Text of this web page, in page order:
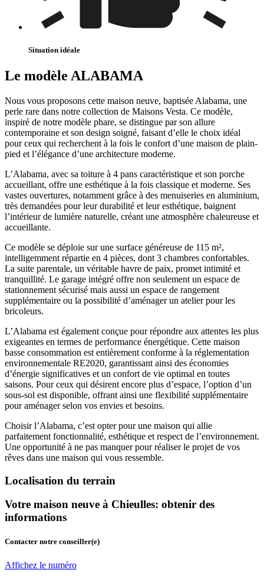
Situation idéale
Le modèle ALABAMA
Nous vous proposons cette maison neuve, baptisée Alabama, une
perle rare dans notre collection de Maisons Vesta. Ce modèle,
inspiré de notre modèle phare, se distingue par son allure
contemporaine et son design soigné, faisant d’elle le choix idéal
pour ceux qui recherchent à la fois le confort d’une maison de plain-
pied et l’élégance d’une architecture moderne.
L’Alabama, avec sa toiture à 4 pans caractéristique et son porche
accueillant, offre une esthétique à la fois classique et moderne. Ses
vastes ouvertures, notamment grâce à des menuiseries en aluminium,
très demandées pour leur durabilité et leur esthétique, baignent
l’intérieur de lumière naturelle, créant une atmosphère chaleureuse et
accueillante.
Ce modèle se déploie sur une surface généreuse de 115 m²,
intelligemment répartie en 4 pièces, dont 3 chambres confortables.
La suite parentale, un véritable havre de paix, promet intimité et
tranquillité. Le garage intégré offre non seulement un espace de
stationnement sécurisé mais aussi un espace de rangement
supplémentaire ou la possibilité d’aménager un atelier pour les
bricoleurs.
L’Alabama est également conçue pour répondre aux attentes les plus
exigeantes en termes de performance énergétique. Cette maison
basse consommation est entièrement conforme à la réglementation
environnementale RE2020, garantissant ainsi des économies
d’énergie significatives et un confort de vie optimal en toutes
saisons. Pour ceux qui désirent encore plus d’espace, l’option d’un
sous-sol est disponible, offrant ainsi une flexibilité supplémentaire
pour aménager selon vos envies et besoins.
Choisir l’Alabama, c’est opter pour une maison qui allie
parfaitement fonctionnalité, esthétique et respect de l’environnement.
Une opportunité à ne pas manquer pour réaliser le projet de vos
rêves dans une maison qui vous ressemble.
Localisation du terrain
Votre maison neuve à Chieulles: obtenir des
informations
Contacter notre conseiller(e)
Affichez le numéro